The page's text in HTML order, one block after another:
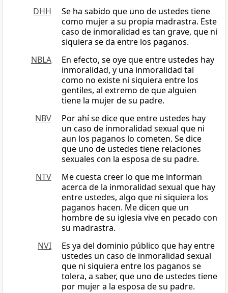
DHH
Se ha sabido que uno de ustedes tiene
como mujer a su propia madrastra. Este
caso de inmoralidad es tan grave, que ni
siquiera se da entre los paganos.
NBLA
En efecto, se oye que entre ustedes hay
inmoralidad, y una inmoralidad tal
como no existe ni siquiera entre los
gentiles, al extremo de que alguien
tiene la mujer de su padre.
NBV
Por ahí se dice que entre ustedes hay
un caso de inmoralidad sexual que ni
aun los paganos lo cometen. Se dice
que uno de ustedes tiene relaciones
sexuales con la esposa de su padre.
NTV
Me cuesta creer lo que me informan
acerca de la inmoralidad sexual que hay
entre ustedes, algo que ni siquiera los
paganos hacen. Me dicen que un
hombre de su iglesia vive en pecado con
su madrastra.
NVI
Es ya del dominio público que hay entre
ustedes un caso de inmoralidad sexual
que ni siquiera entre los paganos se
tolera, a saber, que uno de ustedes tiene
por mujer a la esposa de su padre.